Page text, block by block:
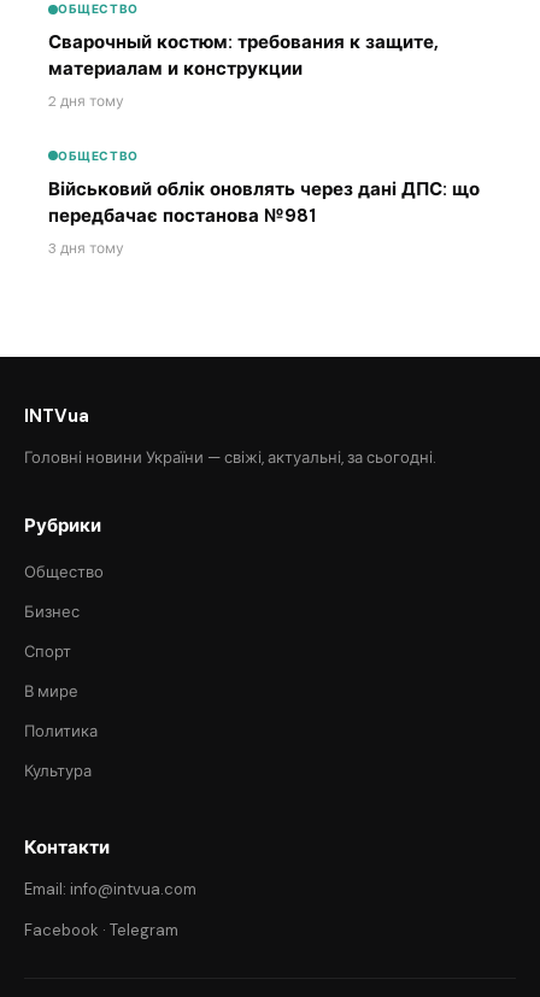
ОБЩЕСТВО
Сварочный костюм: требования к защите,
материалам и конструкции
2 дня тому
ОБЩЕСТВО
Військовий облік оновлять через дані ДПС: що
передбачає постанова №981
3 дня тому
INTVua
Головні новини України — свіжі, актуальні, за сьогодні.
Рубрики
Общество
Бизнес
Спорт
В мире
Политика
Культура
Контакти
Email: info@intvua.com
Facebook · Telegram